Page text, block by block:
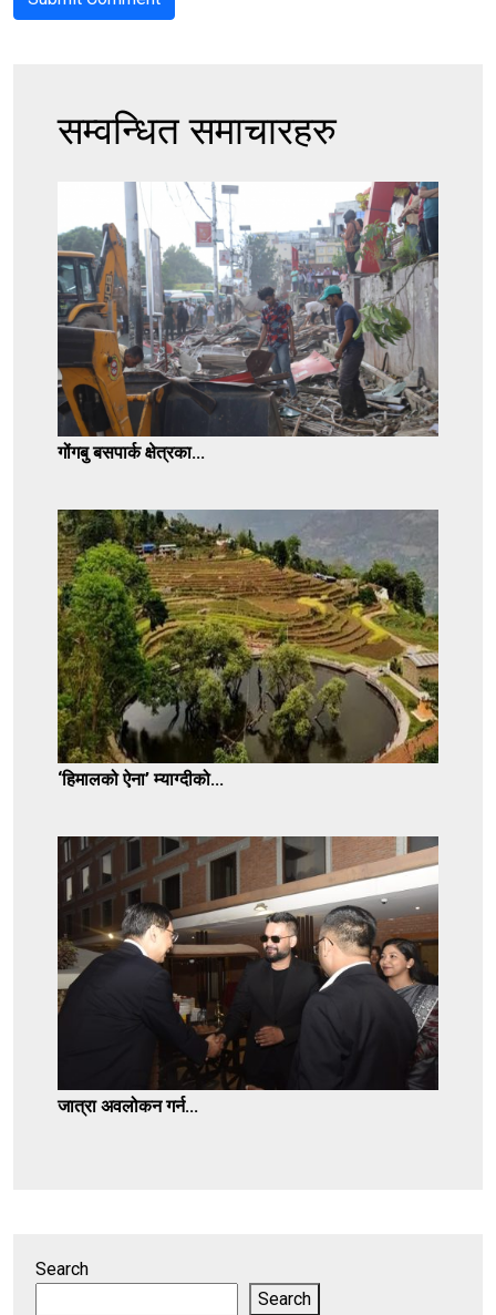
सम्वन्धित समाचारहरु
गोंगबु बसपार्क क्षेत्रका...
‘हिमालको ऐना’ म्याग्दीको...
जात्रा अवलोकन गर्न...
Search
Search